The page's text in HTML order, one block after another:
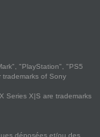
"PlayStation", "PS5
of Sony
Series X|S are trademarks
déposées et/ou des